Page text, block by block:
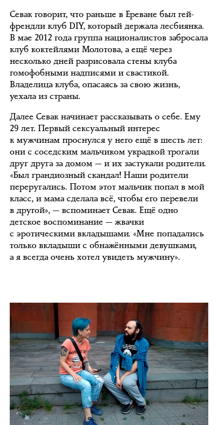
Севак говорит, что раньше в Ереване был гей-
френдли клуб DIY, который держала лесбиянка.
В мае 2012 года группа националистов забросала
клуб коктейлями Молотова, а ещё через
несколько дней разрисовала стены клуба
гомофобными надписями и свастикой.
Владелица клуба, опасаясь за свою жизнь,
уехала из страны.
Далее Севак начинает рассказывать о себе. Ему
29 лет. Первый сексуальный интерес
к мужчинам проснулся у него ещё в шесть лет:
они с соседским мальчиком украдкой трогали
друг друга за домом — и их застукали родители.
«Был грандиозный скандал! Наши родители
переругались. Потом этот мальчик попал в мой
класс, и мама сделала всё, чтобы его перевели
в другой», — вспоминает Севак. Ещё одно
детское воспоминание — жвачки
с эротическими вкладышами. «Мне попадались
только вкладыши с обнажёнными девушками,
а я всегда очень хотел увидеть мужчину».